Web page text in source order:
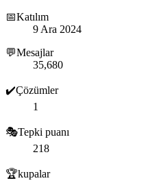
📅Katılım
9 Ara 2024
💬Mesajlar
35,680
✔️Çözümler
1
🎭Tepki puanı
218
🏆kupalar